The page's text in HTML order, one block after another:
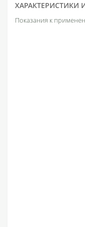
ХАРАКТЕРИСТИКИ
Показания к